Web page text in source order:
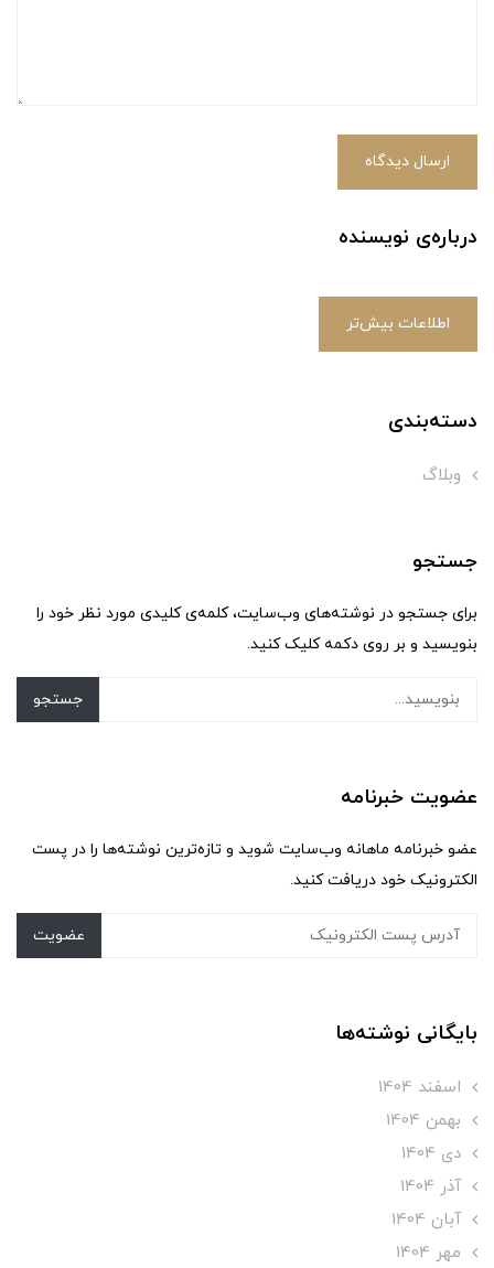
ارسال دیدگاه
درباره‌ی نویسنده
اطلاعات بیش‌تر
دسته‌بندی
وبلاگ
جستجو
برای جستجو در نوشته‌های وب‌سایت، کلمه‌ی کلیدی مورد نظر خود را
بنویسید و بر روی دکمه کلیک کنید.
جستجو
عضویت خبرنامه
عضو خبرنامه ماهانه وب‌سایت شوید و تازه‌ترین نوشته‌ها را در پست
الکترونیک خود دریافت کنید.
عضویت
بایگانی نوشته‌ها
اسفند 1404
بهمن 1404
دی 1404
آذر 1404
آبان 1404
مهر 1404